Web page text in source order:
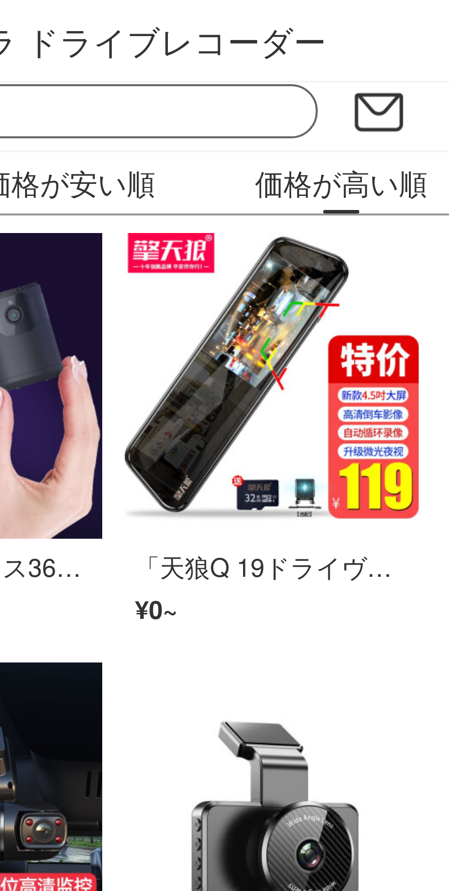
ドライブレコーダー
ドライブレコーダー
格が安い順 価格が高い順
漫口4 Gワイヤレス360度回転ミニハイビティパイプライダー携帯用のプラグインフリーネットワークリモトートパノラマイカー車内驻车监视カメラ防止カメラ360度回転してWiFi版（家庭向け）+16 G 「天狼Q 19ドライヴ」を持つダ・ハイビゾンの前後に二重レズ暗視の強化逆画像駐車監視一体機新4.5インチ単眼レズ+1080 Pハビビアン+無カード【セト一】
¥0~